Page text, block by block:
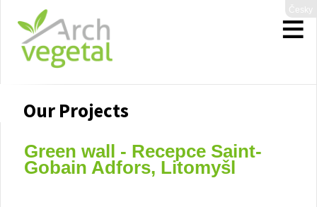
Česky
Our Projects
Green wall - Recepce Saint-
Gobain Adfors, Litomyšl